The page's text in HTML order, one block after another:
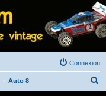
Connexion
Auto 8